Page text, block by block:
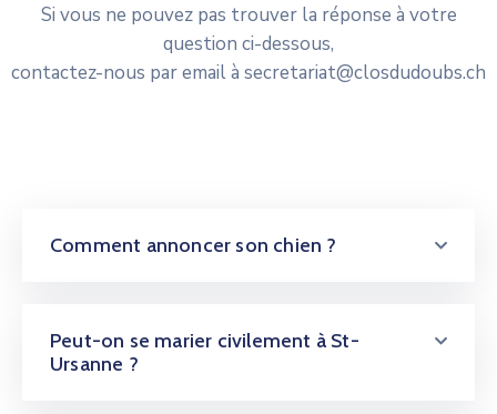
Culture
Rechercher?
Si vous ne pouvez pas trouver la réponse à votre
question ci-dessous,
contactez-nous par email à secretariat@closdudoubs.ch
Comment annoncer son chien ?
Peut-on se marier civilement à St-
Ursanne ?